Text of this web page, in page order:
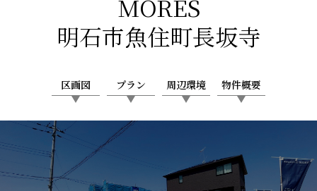
MORES
明石市魚住町長坂寺
区画図 プラン 周辺環境 物件概要